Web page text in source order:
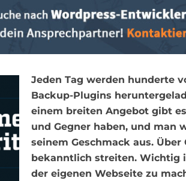
Jeden Tag werden hunderte
Backup-Plugins
einem breiten Angebot gibt
und Gegner haben, und man
seinem Geschmack aus.
bekanntlich streiten. Wichtig
der eigenen Webseite zu